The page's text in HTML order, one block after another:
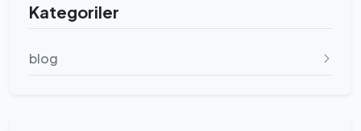
Kategoriler
blog